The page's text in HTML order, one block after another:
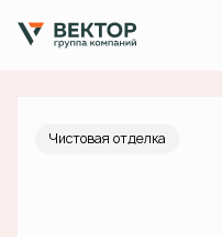
Студия32.9 м
Ипотекаот 52 286 руб./мес.
Чистовая отделка